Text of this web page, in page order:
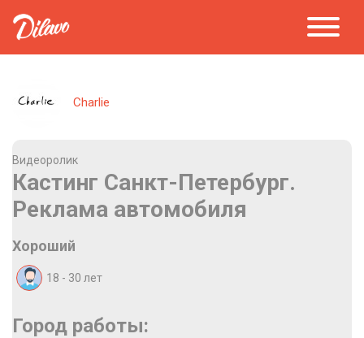
Charlie
Видеоролик
Кастинг Санкт-Петербург.
Реклама автомобиля
Хороший
18 - 30 лет
Город работы: